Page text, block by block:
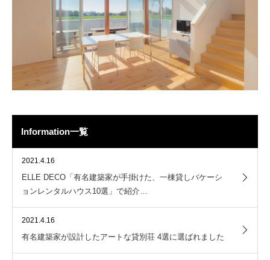
Information一覧
2021.4.16
ELLE DECO「有名建築家が手掛けた、一棟貸しバケーシ
ョンレンタルハウス10選」で紹介…
2021.4.16
有名建築家が設計したアートな貸別荘 4選に選ばれました